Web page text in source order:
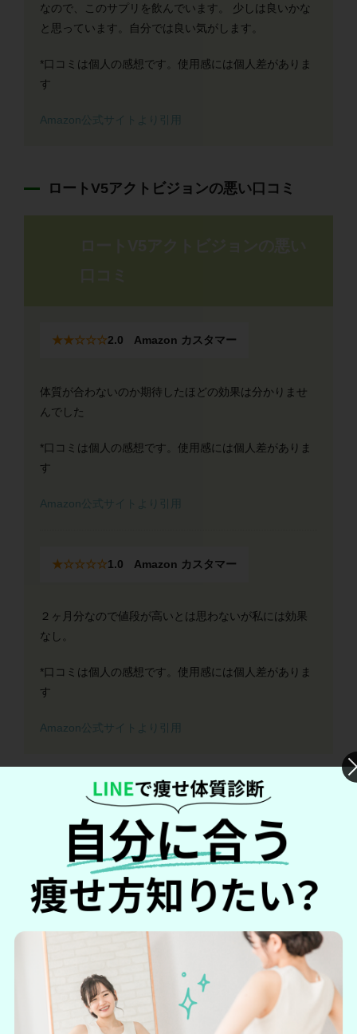
なので、このサプリを飲んでいます。 少しは良いかな
と思っています。自分では良い気がします。
*口コミは個人の感想です。使用感には個人差がありま
す
Amazon公式サイトより引用
ロートV5アクトビジョンの悪い口コミ
★★☆☆☆2.0 Amazon カスタマー
体質が合わないのか期待したほどの効果は分かりませ
んでした
*口コミは個人の感想です。使用感には個人差がありま
す
Amazon公式サイトより引用
★☆☆☆☆1.0 Amazon カスタマー
２ヶ月分なので値段が高いとは思わないが私には効果
なし。
*口コミは個人の感想です。使用感には個人差がありま
す
Amazon公式サイトより引用
ロートV5アクトビジョンの口コミ・評判ま
1日1粒目安なので飲みやすい！
開発元がロート製薬だから期待できる！